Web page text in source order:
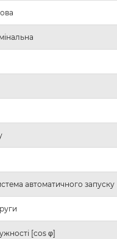
автоматичного запуску
[cos φ]